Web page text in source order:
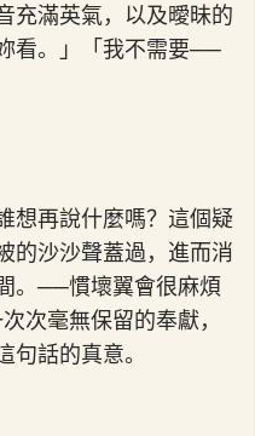
充滿英氣，以及曖昧的
看。」「我不需要──
想再說什麼嗎？這個疑
的沙沙聲蓋過，進而消
。──慣壞翼會很麻煩
次毫無保留的奉獻，
話的真意。